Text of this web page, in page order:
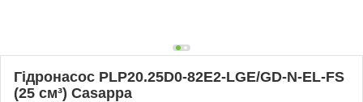
Гідронасос PLP20.25D0-82E2-LGE/GD-N-EL-FS
(25 см³) Casappa